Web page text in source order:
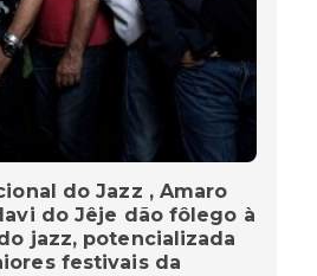
do Jazz , Amaro
do Jêje dão fôlego à
jazz, potencializada
festivais da